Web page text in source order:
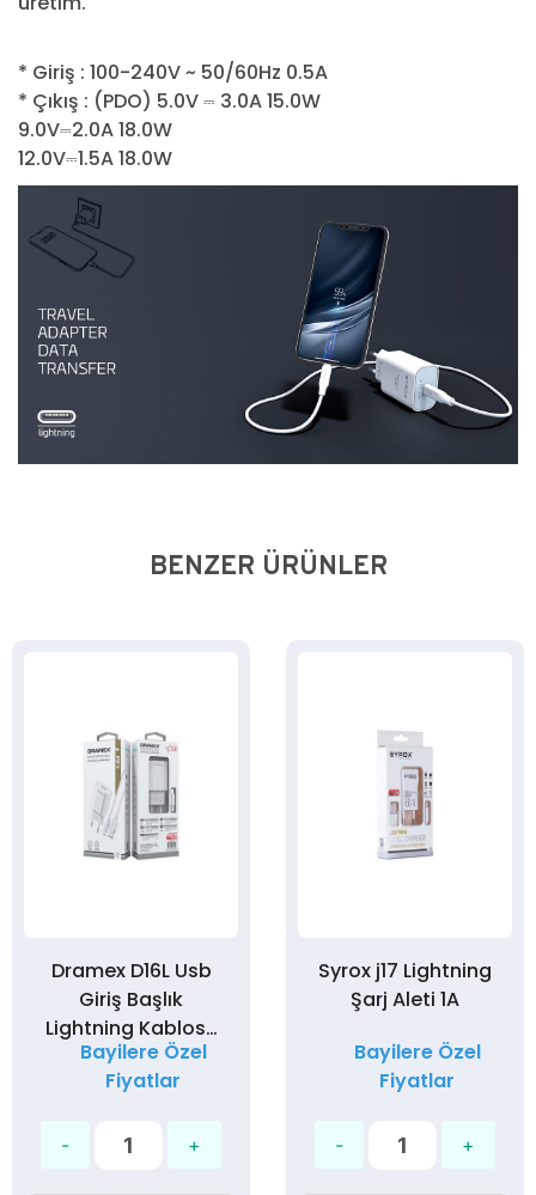
* Giriş : 100-240V ~ 50/60Hz 0.5A
* Çıkış : (PDO) 5.0V ⎓ 3.0A 15.0W
9.0V⎓2.0A 18.0W
12.0V⎓1.5A 18.0W
BENZER ÜRÜNLER
Dramex D16L Usb
Giriş Başlık
Lightning Kablosu
Şarj Seti 1,6Amper
Bayilere Özel
Fiyatlar
Syrox j17 Lightning
Şarj Aleti 1A
Bayilere Özel
Fiyatlar